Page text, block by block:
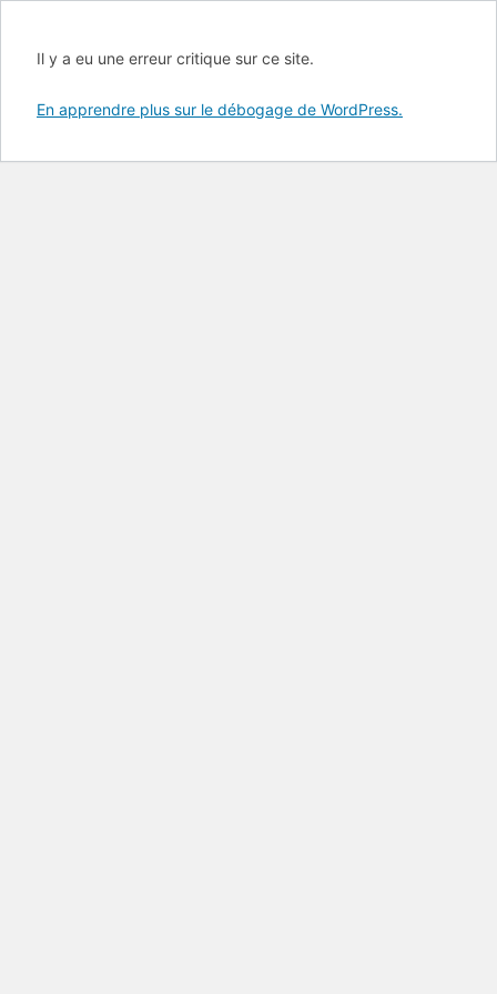
Il y a eu une erreur critique sur ce site.
En apprendre plus sur le débogage de WordPress.